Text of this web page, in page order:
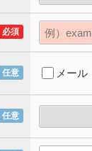
必須
任意 メール
任意